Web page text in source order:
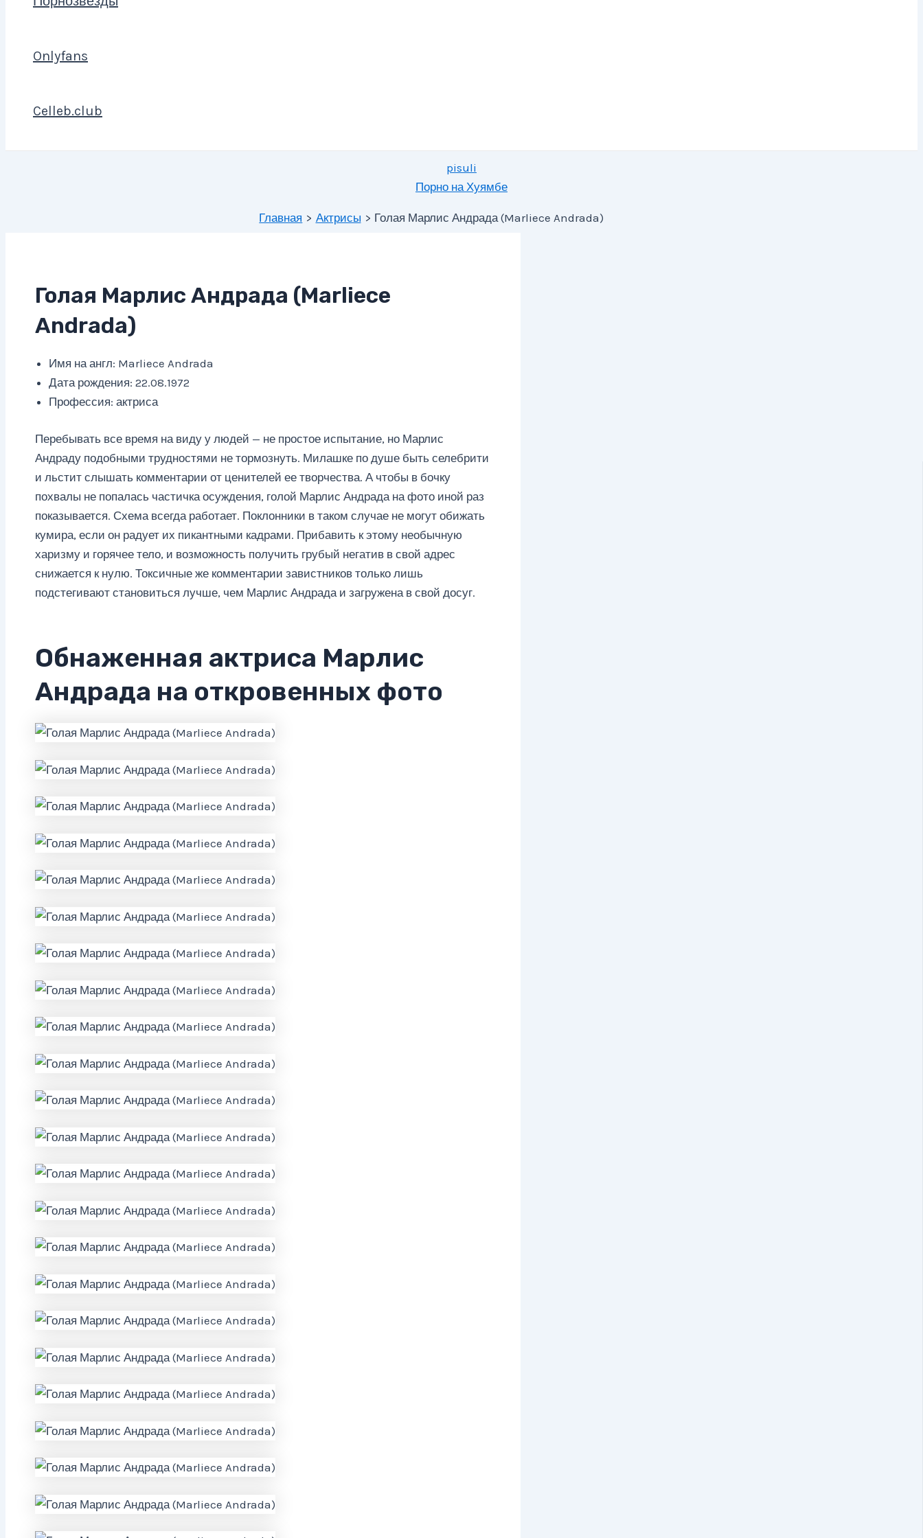
Onlyfans
Celleb.club
pisuli
Порно на Хуямбе
Главная Актрисы Голая Марлис Андрада (Marliece Andrada)
Голая Марлис Андрада (Marliece
Andrada)
Имя на англ: Marliece Andrada
Дата рождения: 22.08.1972
Профессия: актриса
Перебывать все время на виду у людей — не простое испытание, но Марлис
Андраду подобными трудностями не тормознуть. Милашке по душе быть селебрити
и льстит слышать комментарии от ценителей ее творчества. А чтобы в бочку
похвалы не попалась частичка осуждения, голой Марлис Андрада на фото иной раз
показывается. Схема всегда работает. Поклонники в таком случае не могут обижать
кумира, если он радует их пикантными кадрами. Прибавить к этому необычную
харизму и горячее тело, и возможность получить грубый негатив в свой адрес
снижается к нулю. Токсичные же комментарии завистников только лишь
подстегивают становиться лучше, чем Марлис Андрада и загружена в свой досуг.
Обнаженная актриса Марлис
Андрада на откровенных фото